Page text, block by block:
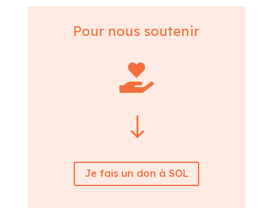
milieu
Pour nous soutenir

"
Je fais un don à SOL